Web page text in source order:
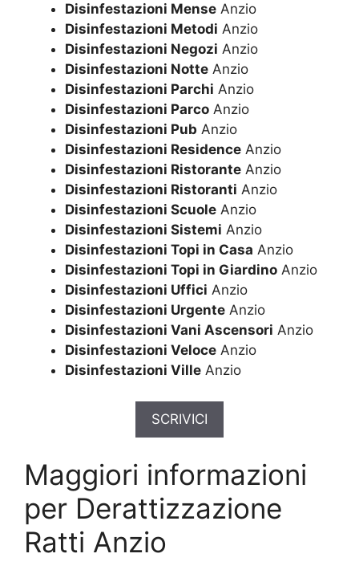
Disinfestazioni Mense Anzio
Disinfestazioni Metodi Anzio
Disinfestazioni Negozi Anzio
Disinfestazioni Notte Anzio
Disinfestazioni Parchi Anzio
Disinfestazioni Parco Anzio
Disinfestazioni Pub Anzio
Disinfestazioni Residence Anzio
Disinfestazioni Ristorante Anzio
Disinfestazioni Ristoranti Anzio
Disinfestazioni Scuole Anzio
Disinfestazioni Sistemi Anzio
Disinfestazioni Topi in Casa Anzio
Disinfestazioni Topi in Giardino Anzio
Disinfestazioni Uffici Anzio
Disinfestazioni Urgente Anzio
Disinfestazioni Vani Ascensori Anzio
Disinfestazioni Veloce Anzio
Disinfestazioni Ville Anzio
SCRIVICI
Maggiori informazioni
per Derattizzazione
Ratti Anzio